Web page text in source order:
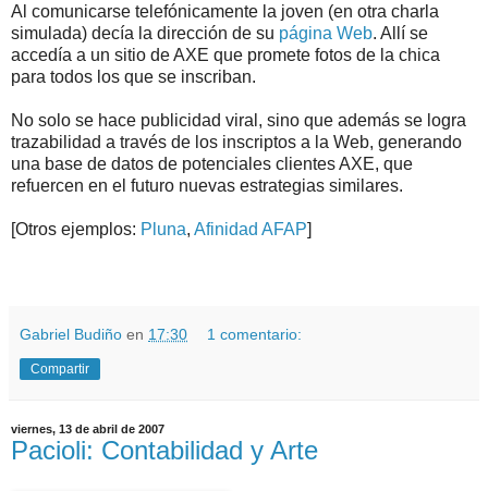
Al comunicarse telefónicamente la joven (en otra charla
simulada) decía la dirección de su página Web. Allí se
accedía a un sitio de AXE que promete fotos de la chica
para todos los que se inscriban.
No solo se hace publicidad viral, sino que además se logra
trazabilidad a través de los inscriptos a la Web, generando
una base de datos de potenciales clientes AXE, que
refuercen en el futuro nuevas estrategias similares.
[Otros ejemplos: Pluna, Afinidad AFAP]
Gabriel Budiño en 17:30 1 comentario:
Compartir
viernes, 13 de abril de 2007
Pacioli: Contabilidad y Arte